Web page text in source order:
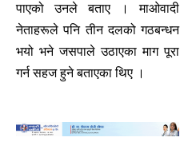
पाएको उनले बताए । माओवादी
नेताहरूले पनि तीन दलको गठबन्धन
भयो भने जसपाले उठाएका माग पूरा
गर्न सहज हुने बताएका थिए ।